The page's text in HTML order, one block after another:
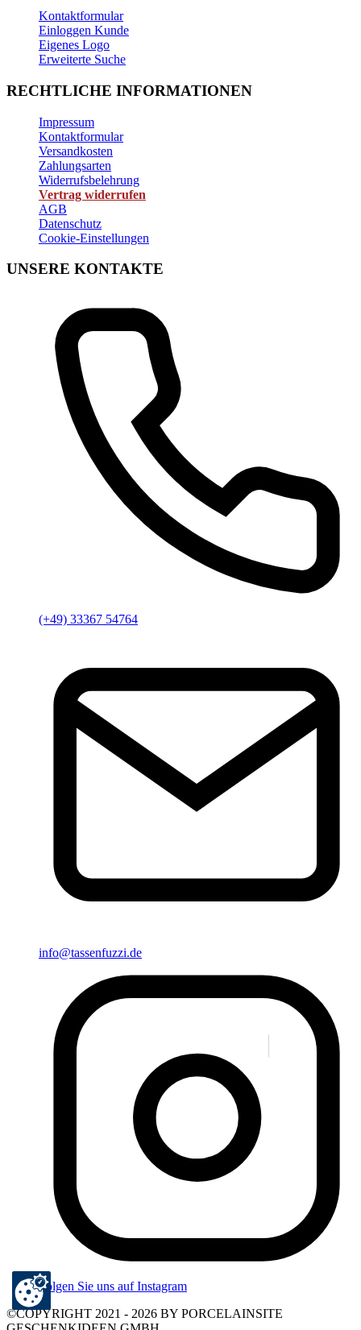
Kontaktformular
Einloggen Kunde
Eigenes Logo
Erweiterte Suche
RECHTLICHE INFORMATIONEN
Impressum
Kontaktformular
Versandkosten
Zahlungsarten
Widerrufsbelehrung
Vertrag widerrufen
AGB
Datenschutz
Cookie-Einstellungen
UNSERE KONTAKTE
(+49) 33367 54764
info@tassenfuzzi.de
Folgen Sie uns auf Instagram
©COPYRIGHT 2021 - 2026 BY PORCELAINSITE